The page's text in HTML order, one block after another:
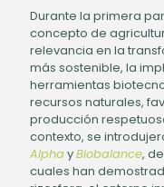
Durante la primera
concepto de
relevancia en la
más sostenible, la
herramientas
recursos naturales,
producción
contexto, se
AlphayBiobalance,
cuales han